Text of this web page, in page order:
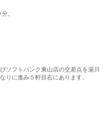
。
フトバンク東山店の交差点を湯川
りに進み５軒目右にあります。